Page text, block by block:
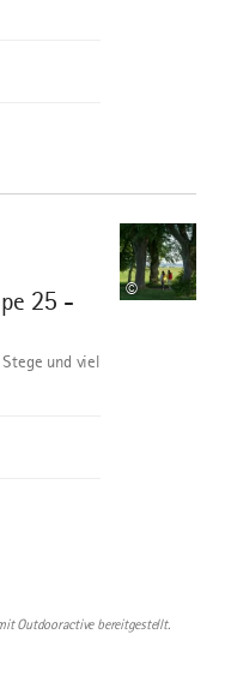
25 -
©
und viel
Outdooractive bereitgestellt.